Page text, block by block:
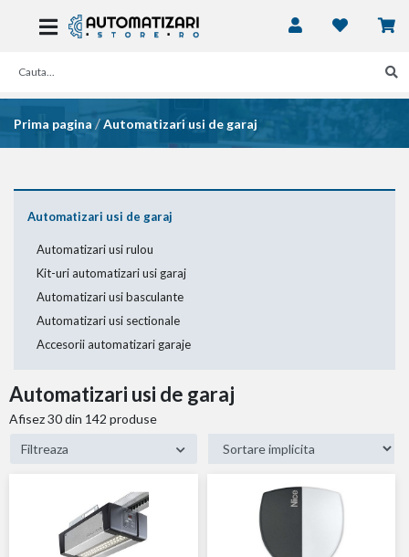
Prima pagina /Automatizari usi de garaj
Automatizari usi de garaj
Automatizari usi rulou
Kit-uri automatizari usi garaj
Automatizari usi basculante
Automatizari usi sectionale
Accesorii automatizari garaje
Automatizari usi de garaj
Afisez30din 142 produse
Filtreaza